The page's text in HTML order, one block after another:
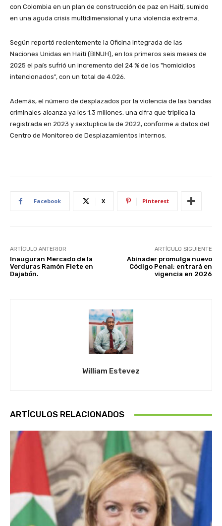
con Colombia en un plan de construcción de paz en Haití, sumido
en una aguda crisis multidimensional y una violencia extrema.
Según reportó recientemente la Oficina Integrada de las
Naciones Unidas en Haití (BINUH), en los primeros seis meses de
2025 el país sufrió un incremento del 24 % de los "homicidios
intencionados", con un total de 4.026.
Además, el número de desplazados por la violencia de las bandas
criminales alcanza ya los 1,3 millones, una cifra que triplica la
registrada en 2023 y sextuplica la de 2022, conforme a datos del
Centro de Monitoreo de Desplazamientos Internos.
Facebook X Pinterest
ARTÍCULO ANTERIOR
Inauguran Mercado de la
Verduras Ramón Flete en
Dajabón.
ARTÍCULO SIGUIENTE
Abinader promulga nuevo
Código Penal; entrará en
vigencia en 2026
William Estevez
ARTÍCULOS RELACIONADOS